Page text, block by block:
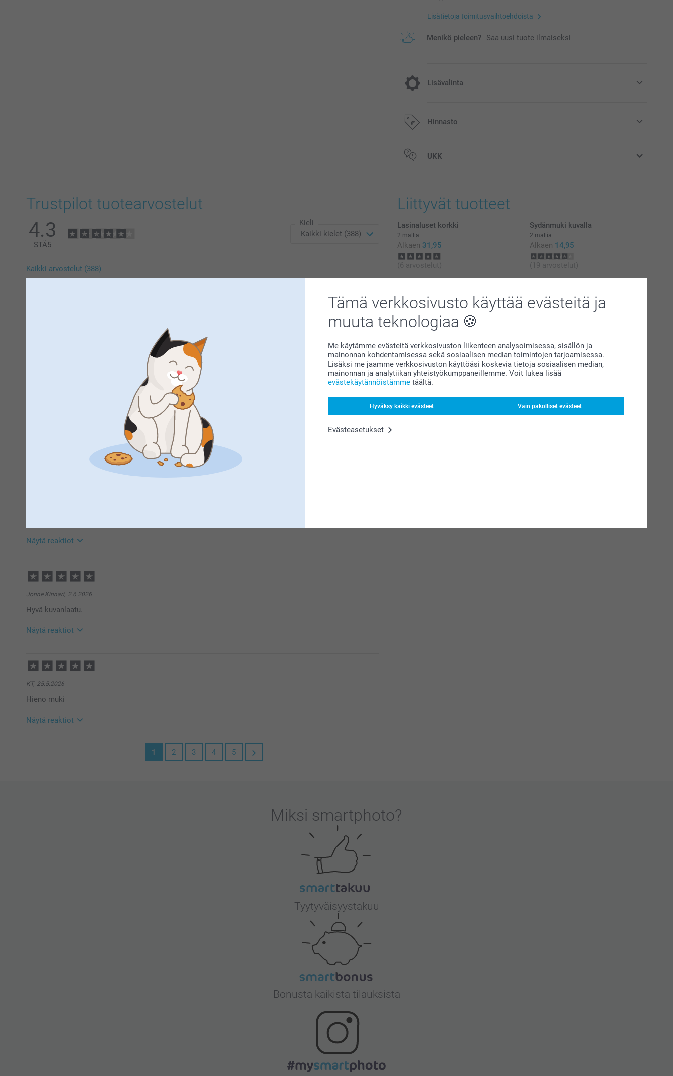
Tämä verkkosivusto käyttää evästeitä ja
muuta teknologiaa
Me käytämme evästeitä verkkosivuston liikenteen analysoimisessa, sisällön ja
mainonnan kohdentamisessa sekä sosiaalisen median toimintojen tarjoamisessa.
Lisäksi me jaamme verkkosivuston käyttöäsi koskevia tietoja sosiaalisen median,
mainonnan ja analytiikan yhteistyökumppaneillemme. Voit lukea lisää
evästekäytännöistämme täältä.
Hyväksy kaikki evästeet Vain pakolliset evästeet
Evästeasetukset
Lisätietoja toimitusvaihtoehdoista
Menikö pieleen? Saa uusi tuote ilmaiseksi
Lisävalinta
Nauti joulusta ihanalla joulumukilla!
Hinnasto
Kaikki hinnat ovat euroina, sisältävät arvonlisäveron ja eivät sisällä
UKK
Trustpilot tuotearvostelut
4.3
STÄ5
Kieli
Kaikki arvostelut (388)
47
16
20
Todella nätti kesäkukkamuki ripeästi toimitettuna.
2.7.2026
Kuva oli kovin pieni. Oletin olevan noin puolet mukista.
Näytä reaktiot
14:27
Hei Sisko,
Suuret kiitokset ⭐⭐⭐⭐⭐tähdestä ja palautteesta, se on meille erittäin tärkeää. Kiva että pidät
Lämpimin kiitoksin,
Jonne Kinnari, 2.6.2026
Hyvä kuvanlaatu.
Näytä reaktiot
10:33
Hei Jonne,
Suuret kiitokset ⭐⭐⭐⭐⭐tähdestä ja palautteesta, se on meille erittäin tärkeää. Kiva että pidät
Lämpimin kiitoksin,
KT, 25.5.2026
Hieno muki
Näytä reaktiot
1 2 3 4 5
Liittyvät tuotteet
Lasinaluset korkki
2 mallia
Alkaen 31,95
(6 arvostelut)
Sydänmuki kuvalla
2 mallia
Alkaen 14,95
(19 arvostelut)
16,95
(32 arvostelut)
Alkaen 22,95
Miksi smartphoto?
Tyytyväisyystakuu
Bonusta kaikista tilauksista